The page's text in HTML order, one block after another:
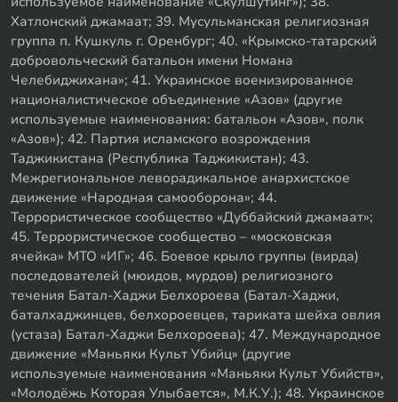
Хатлонский джамаат; 39. Мусульманская религиозная
группа п. Кушкуль г. Оренбург; 40. «Крымско-татарский
добровольческий батальон имени Номана
Челебиджихана»; 41. Украинское военизированное
националистическое объединение «Азов» (другие
используемые наименования: батальон «Азов», полк
«Азов»); 42. Партия исламского возрождения
Таджикистана (Республика Таджикистан); 43.
Межрегиональное леворадикальное анархистское
движение «Народная самооборона»; 44.
Террористическое сообщество «Дуббайский джамаат»;
45. Террористическое сообщество – «московская
ячейка» МТО «ИГ»; 46. Боевое крыло группы (вирда)
последователей (мюидов, мурдов) религиозного
течения Батал-Хаджи Белхороева (Батал-Хаджи,
баталхаджинцев, белхороевцев, тариката шейха овлия
(устаза) Батал-Хаджи Белхороева); 47. Международное
движение «Маньяки Культ Убийц» (другие
используемые наименования «Маньяки Культ Убийств»,
«Молодёжь Которая Улыбается», М.К.У.); 48. Украинское